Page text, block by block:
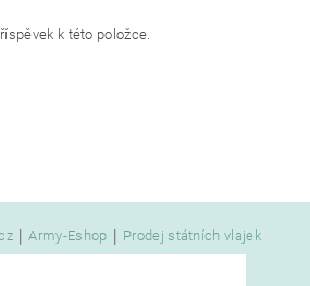
k této položce.
| Army-Eshop | Prodej státních vlajek